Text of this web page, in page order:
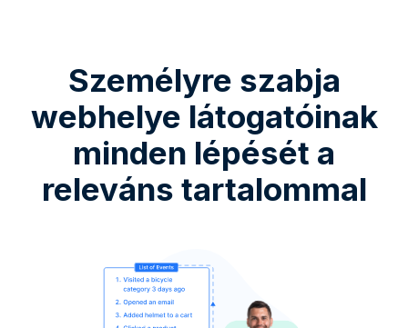
Személyre szabja
webhelye látogatóinak
minden lépését a
releváns tartalommal